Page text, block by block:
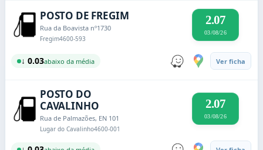
POSTO DE FREGIM
Rua da Boavista nº1730
Fregim4600-593
2.07
03/08/26
↓ 0.03abaixo da média Ver ficha
POSTO DO
CAVALINHO
Rua de Palmazões, EN 101
Lugar do Cavalinho4600-001
2.07
03/08/26